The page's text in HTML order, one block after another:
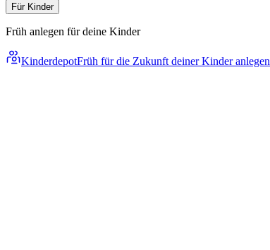
Für Kinder
Früh anlegen für deine Kinder
KinderdepotFrüh für die Zukunft deiner Kinder anlegen